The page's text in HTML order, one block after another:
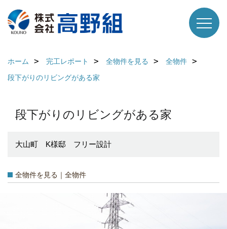
ホーム 完工レポート 全物件を見る
全物件
段下がりのリビングがある家
段下がりのリビングがある家
大山町 K様邸 フリー設計
全物件を見る｜全物件